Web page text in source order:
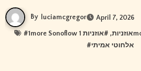
By luciamcgregor April 7, 2026
# 1more Sonoflow אוזניות, #
#אלחוטי אמיתי